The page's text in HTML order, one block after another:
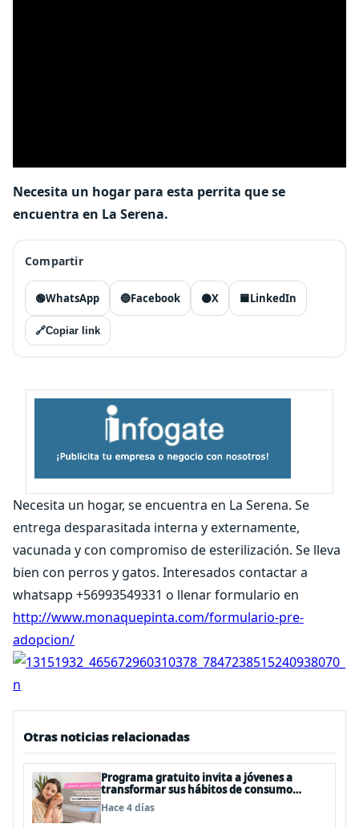
Necesita un hogar para esta perrita que se
encuentra en La Serena.
Compartir
🟢WhatsApp 🔵Facebook ⚫X 🟦LinkedIn
🔗Copiar link
Necesita un hogar, se encuentra en La Serena. Se
entrega desparasitada interna y externamente,
vacunada y con compromiso de esterilización. Se lleva
bien con perros y gatos. Interesados contactar a
whatsapp +56993549331 o llenar formulario en
http://www.monaquepinta.com/formulario-pre-
adopcion/
Otras noticias relacionadas
Programa gratuito invita a jóvenes a
transformar sus hábitos de consumo
cosmético, alimenticio y de moda
Hace 4 días